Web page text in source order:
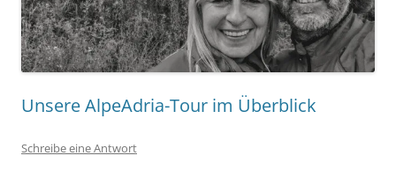
Unsere AlpeAdria-Tour im Überblick
Schreibe eine Antwort